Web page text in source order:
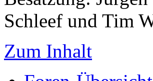
Schleef und Tim
Zum Inhalt